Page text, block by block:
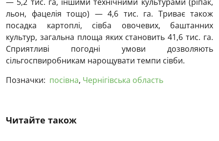
льон, фацелія тощо) — 4,6 тис. га. Триває також
посадка картоплі, сівба овочевих, баштанних
культур, загальна площа яких становить 41,6 тис. га.
Сприятливі погодні умови дозволяють
сільгоспвиробникам нарощувати темпи сівби.
Позначки: посівна, Чернігівська область
Читайте також